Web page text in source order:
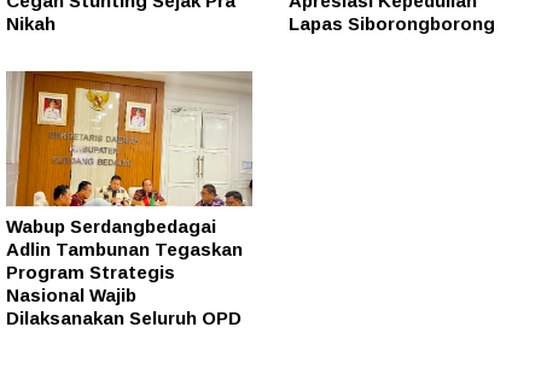
Nikah
Lapas Siborongborong
Wabup Serdangbedagai
Adlin Tambunan Tegaskan
Program Strategis
Nasional Wajib
Dilaksanakan Seluruh OPD